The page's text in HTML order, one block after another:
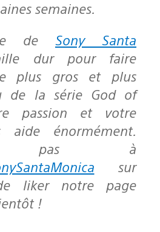
semaines.
de Sony Santa
dur pour faire
le plus gros et plus
de la série God of
passion et votre
aide énormément.
pas à
sur
liker notre page
!